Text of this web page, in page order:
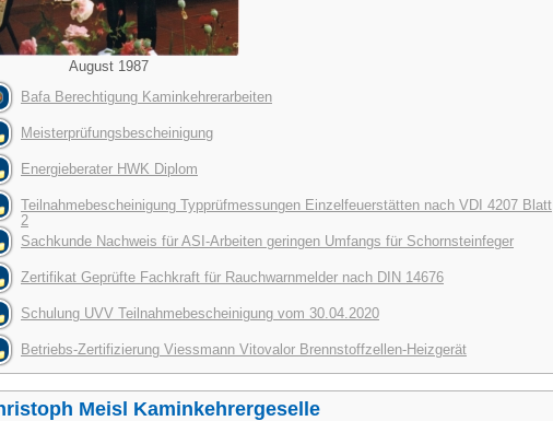
August 1987
Bafa Berechtigung Kaminkehrerarbeiten
Meisterprüfungsbescheinigung
Energieberater HWK Diplom
Teilnahmebescheinigung Typprüfmessungen Einzelfeuerstätten nach VDI 4207 Blatt
2
Sachkunde Nachweis für ASI-Arbeiten geringen Umfangs für Schornsteinfeger
Zertifikat Geprüfte Fachkraft für Rauchwarnmelder nach DIN 14676
Schulung UVV Teilnahmebescheinigung vom 30.04.2020
Betriebs-Zertifizierung Viessmann Vitovalor Brennstoffzellen-Heizgerät
Meisl Kaminkehrergeselle